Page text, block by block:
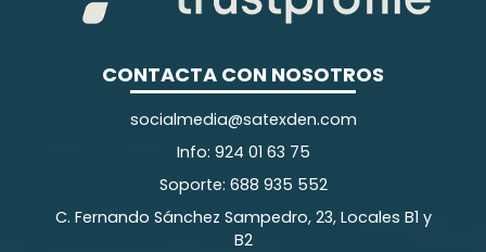
CONTACTA CON NOSOTROS
socialmedia@satexden.com
Info: 924 01 63 75
Soporte: 688 935 552
C. Fernando Sánchez Sampedro, 23, Locales B1 y
B2